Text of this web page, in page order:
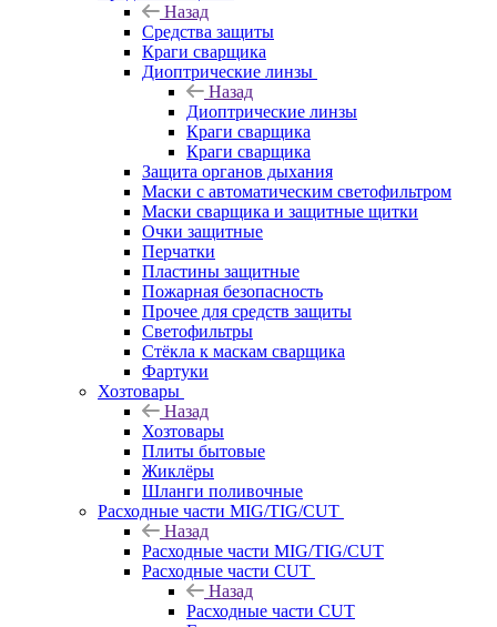
Назад
Средства защиты
Краги сварщика
Диоптрические линзы
Назад
Диоптрические линзы
Краги сварщика
Краги сварщика
Защита органов дыхания
Маски с автоматическим светофильтром
Маски сварщика и защитные щитки
Очки защитные
Перчатки
Пластины защитные
Пожарная безопасность
Прочее для средств защиты
Светофильтры
Стёкла к маскам сварщика
Фартуки
Хозтовары
Назад
Хозтовары
Плиты бытовые
Жиклёры
Шланги поливочные
Расходные части MIG/TIG/CUT
Назад
Расходные части MIG/TIG/CUT
Расходные части CUT
Назад
Расходные части CUT